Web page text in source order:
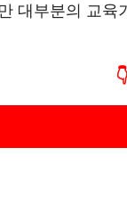
대부분의 교